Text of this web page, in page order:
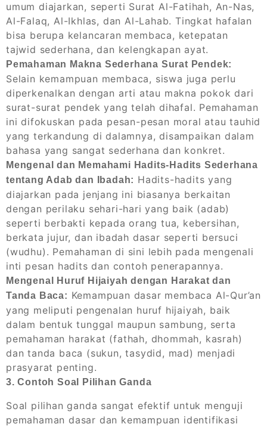
umum diajarkan, seperti Surat Al-Fatihah, An-Nas,
Al-Falaq, Al-Ikhlas, dan Al-Lahab. Tingkat hafalan
bisa berupa kelancaran membaca, ketepatan
tajwid sederhana, dan kelengkapan ayat.
Pemahaman Makna Sederhana Surat Pendek:
Selain kemampuan membaca, siswa juga perlu
diperkenalkan dengan arti atau makna pokok dari
surat-surat pendek yang telah dihafal. Pemahaman
ini difokuskan pada pesan-pesan moral atau tauhid
yang terkandung di dalamnya, disampaikan dalam
bahasa yang sangat sederhana dan konkret.
Mengenal dan Memahami Hadits-Hadits Sederhana
tentang Adab dan Ibadah: Hadits-hadits yang
diajarkan pada jenjang ini biasanya berkaitan
dengan perilaku sehari-hari yang baik (adab)
seperti berbakti kepada orang tua, kebersihan,
berkata jujur, dan ibadah dasar seperti bersuci
(wudhu). Pemahaman di sini lebih pada mengenali
inti pesan hadits dan contoh penerapannya.
Mengenal Huruf Hijaiyah dengan Harakat dan
Tanda Baca: Kemampuan dasar membaca Al-Qur’an
yang meliputi pengenalan huruf hijaiyah, baik
dalam bentuk tunggal maupun sambung, serta
pemahaman harakat (fathah, dhommah, kasrah)
dan tanda baca (sukun, tasydid, mad) menjadi
prasyarat penting.
3. Contoh Soal Pilihan Ganda
Soal pilihan ganda sangat efektif untuk menguji
pemahaman dasar dan kemampuan identifikasi